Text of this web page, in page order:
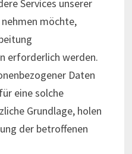
Services unserer
möchte,
erforderlich werden.
Daten
eine solche
Grundlage, holen
der betroffenen